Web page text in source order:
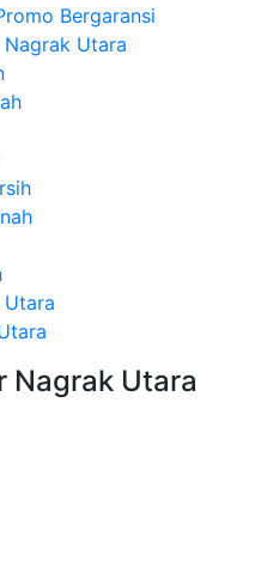
Bergaransi
Utara
Nagrak Utara